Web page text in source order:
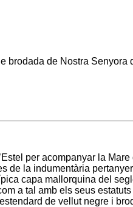
brodada de Nostra Senyora
per acompanyar la
de la indumentària
capa mallorquina del
a tal amb els seus
de vellut negre i